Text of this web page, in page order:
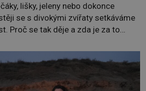
lišky, jeleny nebo dokonce
se s divokými zvířaty setkáváme
Proč se tak děje a zda je za to
podíváme do jiných zemí a
další zvířata po celém světě se